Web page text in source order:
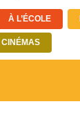
À L’ÉCOLE
CINÉMAS